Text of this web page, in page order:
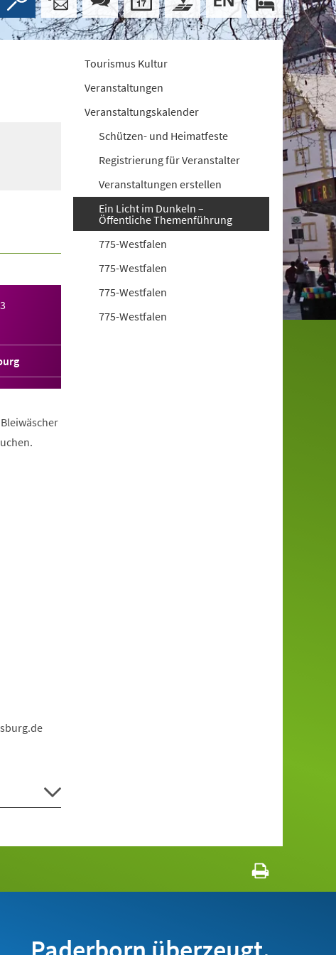
Tourismus Kultur
Veranstaltungen
Veranstaltungskalender
Schützen- und Heimatfeste
Registrierung für Veranstalter
Veranstaltungen erstellen
Ein Licht im Dunkeln –
Öffentliche Themenführung
775-Westfalen
775-Westfalen
775-Westfalen
775-Westfalen